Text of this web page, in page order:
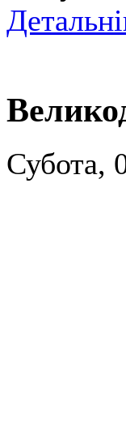
Субота,